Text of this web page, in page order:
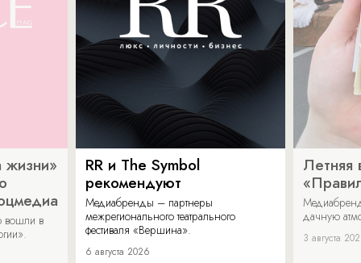
жизни»
вошли в
RR и The Symbol
рекомендуют
Медиабренды – партнеры
межрегионального театрального
фестиваля «Вершина».
6 августа 2026
Летняя
дачную
3 августа